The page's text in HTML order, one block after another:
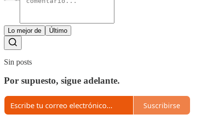
Lo mejor de Último
Sin posts
Por supuesto, sigue adelante.
Suscribirse